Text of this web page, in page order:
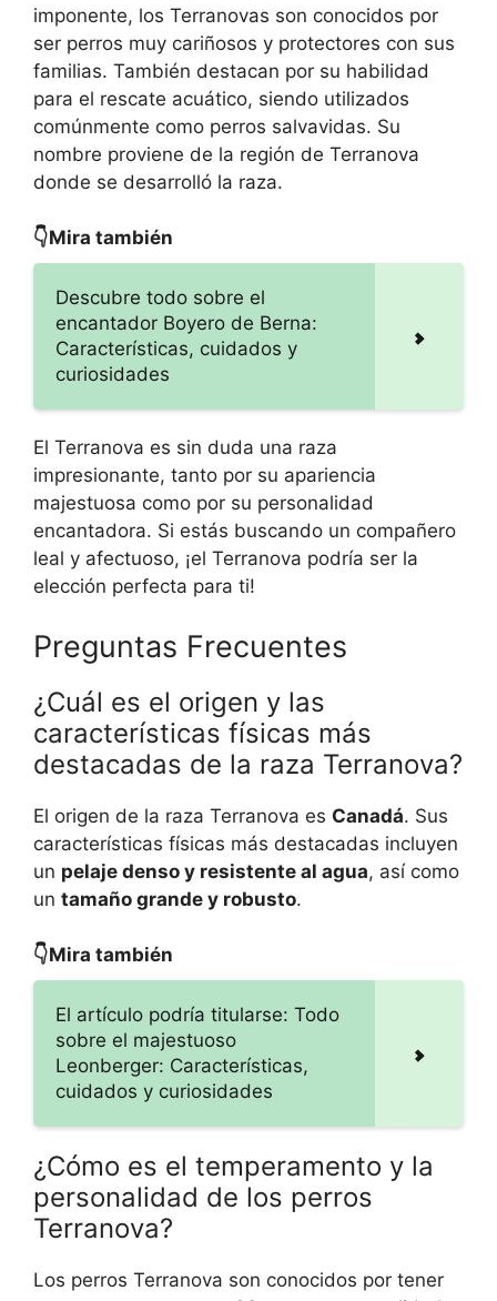
imponente, los Terranovas son conocidos por
ser perros muy cariñosos y protectores con sus
familias. También destacan por su habilidad
para el rescate acuático, siendo utilizados
comúnmente como perros salvavidas. Su
nombre proviene de la región de Terranova
donde se desarrolló la raza.
👇Mira también
Descubre todo sobre el
encantador Boyero de Berna:
Características, cuidados y
curiosidades
El Terranova es sin duda una raza
impresionante, tanto por su apariencia
majestuosa como por su personalidad
encantadora. Si estás buscando un compañero
leal y afectuoso, ¡el Terranova podría ser la
elección perfecta para ti!
Preguntas Frecuentes
¿Cuál es el origen y las
características físicas más
destacadas de la raza Terranova?
El origen de la raza Terranova es Canadá. Sus
características físicas más destacadas incluyen
un pelaje denso y resistente al agua, así como
un tamaño grande y robusto.
👇Mira también
El artículo podría titularse: Todo
sobre el majestuoso
Leonberger: Características,
cuidados y curiosidades
¿Cómo es el temperamento y la
personalidad de los perros
Terranova?
Los perros Terranova son conocidos por tener